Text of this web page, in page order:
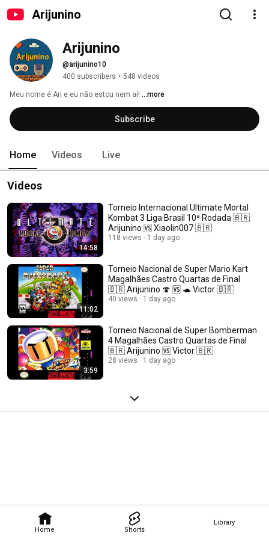
Arijunino
Home Shorts
Library
Arijunino
@arijunino10
400 subscribers • 548 videos
Meu nome é Ari e eu não estou nem aí! ...more
Subscribe
Home Videos Live
Videos
14:58
Torneio Internacional Ultimate Mortal
Kombat 3 Liga Brasil 10ª Rodada 🇧🇷
Arijunino 🆚 Xiaolin007 🇧🇷
118 views 1 day ago
11:02
Torneio Nacional de Super Mario Kart
Magalhães Castro Quartas de Final
🇧🇷 Arijunino 🍄 🆚 🐢 Victor 🇧🇷
40 views 1 day ago
3:59
Torneio Nacional de Super Bomberman
4 Magalhães Castro Quartas de Final
🇧🇷 Arijunino 🆚 Victor 🇧🇷
28 views 1 day ago